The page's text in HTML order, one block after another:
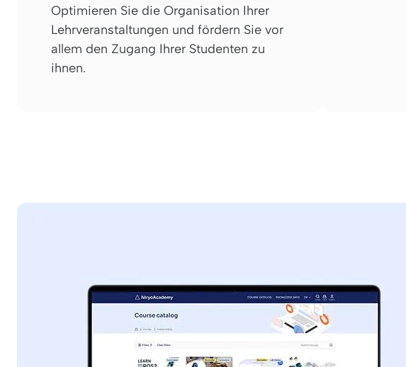
Optimieren Sie die Organisation Ihrer
Lehrveranstaltungen und fördern Sie vor
allem den Zugang Ihrer Studenten zu
ihnen.